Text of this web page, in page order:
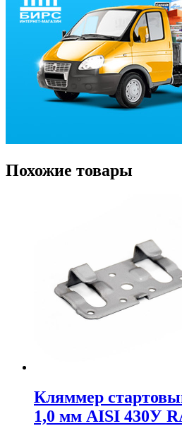
Похожие товары
Кляммер
1,0 мм AISI 430У